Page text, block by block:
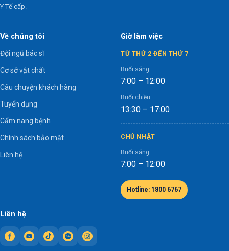
Y Tế cấp.
Liên hệ
Về chúng tôi
Đội ngũ bác sĩ
Cơ sở vật chất
Câu chuyện khách hàng
Tuyển dụng
Cẩm nang bệnh
Chính sách bảo mật
Liên hệ
Giờ làm việc
TỪ THỨ 2 ĐẾN THỨ 7
Buổi sáng:
7:00 – 12:00
Buổi chiều:
13:30 – 17:00
CHỦ NHẬT
Buổi sáng:
7:00 – 12:00
Hotline: 1800 6767